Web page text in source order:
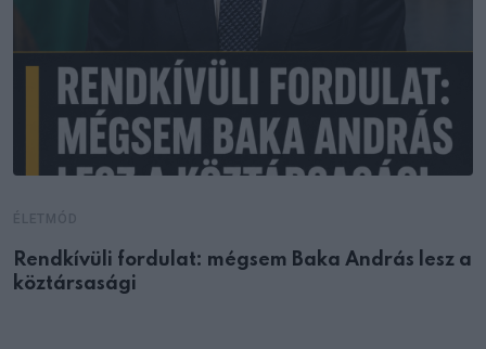
Rendkívüli fordulat: mégsem Baka András lesz a
köztársasági